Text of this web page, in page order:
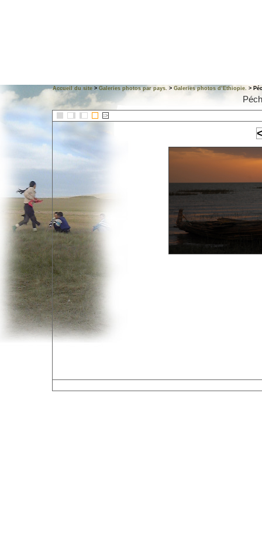
Accueil du site > Galeries photos par pays. > Galeries photos d’Ethiopie. >
::>